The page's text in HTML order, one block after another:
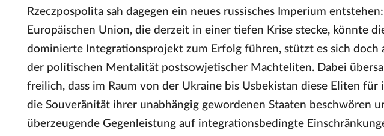
Rzeczpospolita sah dagegen ein neues russisches Imperium
Europäischen Union, die derzeit in einer tiefen Krise stecke, könnte
dominierte Integrationsprojekt zum Erfolg führen, stützt es sich doch
der politischen Mentalität postsowjetischer Machteliten. Dabei
freilich, dass im Raum von der Ukraine bis Usbekistan diese Eliten
die Souveränität ihrer unabhängig gewordenen Staaten beschwören
überzeugende Gegenleistung auf integrationsbedingte